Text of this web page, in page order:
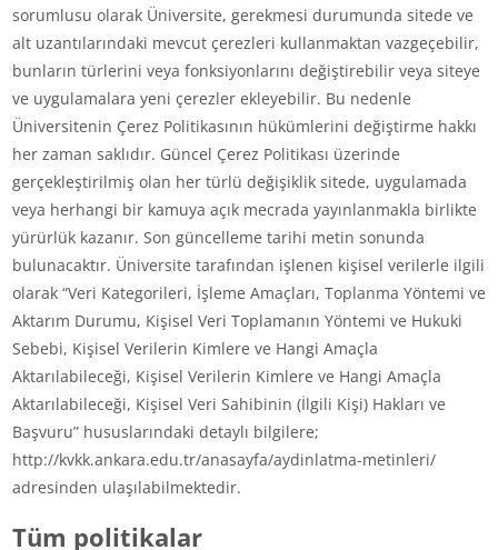
sorumlusu olarak Üniversite, gerekmesi durumunda sitede ve
alt uzantılarındaki mevcut çerezleri kullanmaktan vazgeçebilir,
bunların türlerini veya fonksiyonlarını değiştirebilir veya siteye
ve uygulamalara yeni çerezler ekleyebilir. Bu nedenle
Üniversitenin Çerez Politikasının hükümlerini değiştirme hakkı
her zaman saklıdır. Güncel Çerez Politikası üzerinde
gerçekleştirilmiş olan her türlü değişiklik sitede, uygulamada
veya herhangi bir kamuya açık mecrada yayınlanmakla birlikte
yürürlük kazanır. Son güncelleme tarihi metin sonunda
bulunacaktır. Üniversite tarafından işlenen kişisel verilerle ilgili
olarak “Veri Kategorileri, İşleme Amaçları, Toplanma Yöntemi ve
Aktarım Durumu, Kişisel Veri Toplamanın Yöntemi ve Hukuki
Sebebi, Kişisel Verilerin Kimlere ve Hangi Amaçla
Aktarılabileceği, Kişisel Verilerin Kimlere ve Hangi Amaçla
Aktarılabileceği, Kişisel Veri Sahibinin (İlgili Kişi) Hakları ve
Başvuru” hususlarındaki detaylı bilgilere;
http://kvkk.ankara.edu.tr/anasayfa/aydinlatma-metinleri/
adresinden ulaşılabilmektedir.
Tüm politikalar